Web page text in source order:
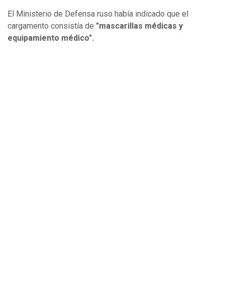
El Ministerio de Defensa ruso había indicado que el
cargamento consistía de "mascarillas médicas y
equipamiento médico".